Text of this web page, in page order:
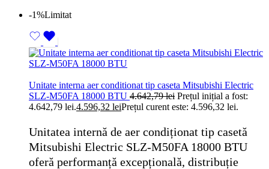
-1%Limitat
Unitate interna aer conditionat tip caseta Mitsubishi Electric
SLZ-M50FA 18000 BTU 4.642,79lei Prețul inițial a fost:
4.642,79 lei.4.596,32 leiPrețul curent este: 4.596,32 lei.
Unitatea internă de aer condiționat tip casetă
Mitsubishi Electric SLZ-M50FA 18000 BTU
oferă performanță excepțională, distribuție